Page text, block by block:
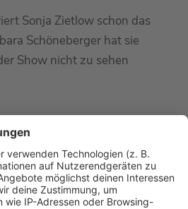
Sonja Zietlow schon das
Schöneberger hat sie
Show nicht zu sehen
GÄSTE: MEHR NEWS